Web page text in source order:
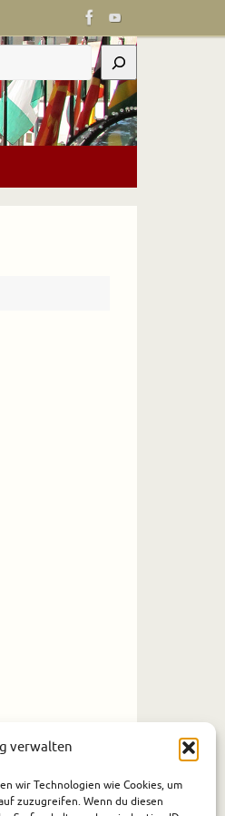
verwalten
wir Technologien wie Cookies, um
zuzugreifen. Wenn du diesen